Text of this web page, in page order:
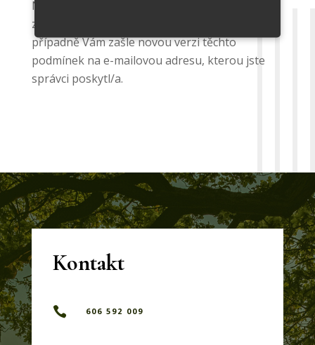
Novou verzi podmínek ochrany osobních údajů
zveřejní na svých internetových stránkách,
případně Vám zašle novou verzi těchto
podmínek na e-mailovou adresu, kterou jste
správci poskytl/a.
Kontakt
 606 592 009